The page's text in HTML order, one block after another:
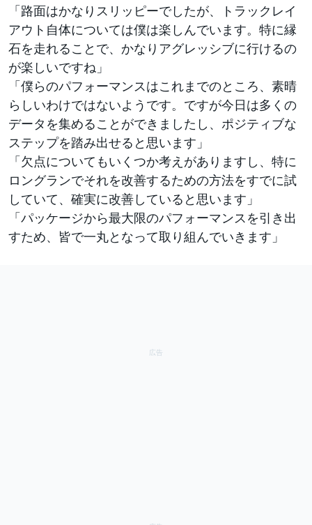
「路面はかなりスリッピーでしたが、トラックレイ
アウト自体については僕は楽しんでいます。特に縁
石を走れることで、かなりアグレッシブに行けるの
が楽しいですね」
「僕らのパフォーマンスはこれまでのところ、素晴
らしいわけではないようです。ですが今日は多くの
データを集めることができましたし、ポジティブな
ステップを踏み出せると思います」
「欠点についてもいくつか考えがありますし、特に
ロングランでそれを改善するための方法をすでに試
していて、確実に改善していると思います」
「パッケージから最大限のパフォーマンスを引き出
すため、皆で一丸となって取り組んでいきます」